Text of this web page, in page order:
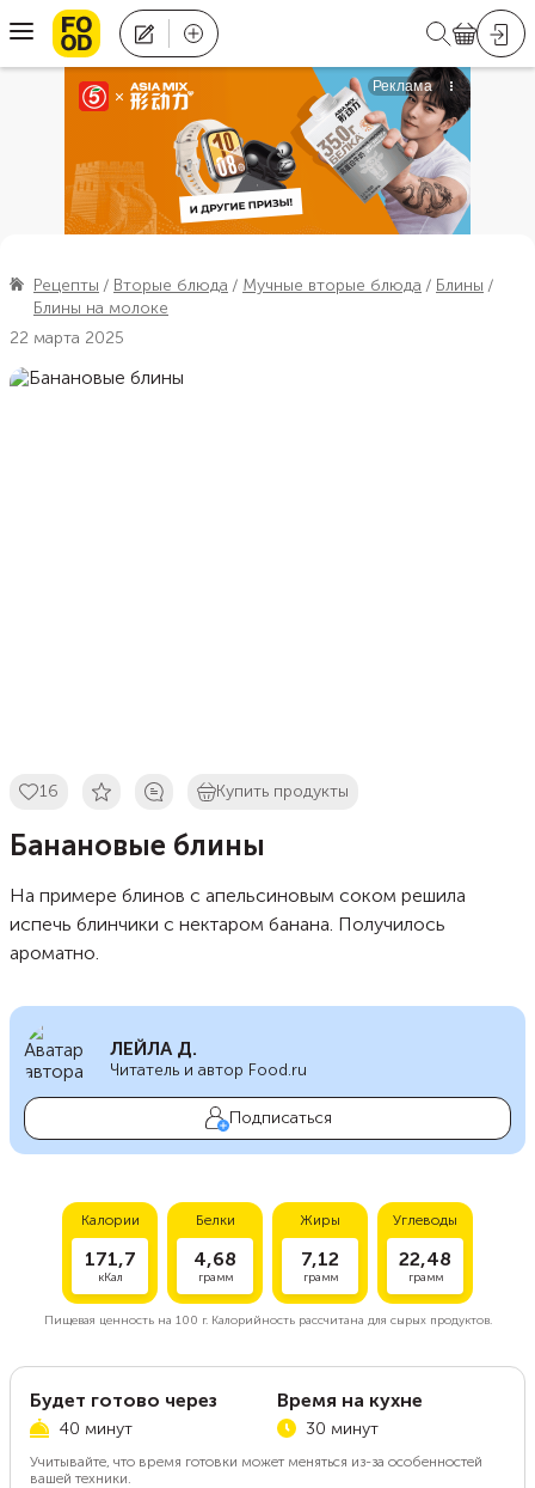
Рецепты Вторые блюда Мучные вторые блюда
Блины
Блины на молоке
22 марта 2025
16 Купить продукты
Банановые блины
На примере блинов с апельсиновым соком решила
испечь блинчики с нектаром банана. Получилось
ароматно.
ЛЕЙЛА Д.
Читатель и автор Food.ru
Подписаться
Калории
171,7
кКал
Белки
4,68
грамм
Жиры
7,12
грамм
Углеводы
22,48
грамм
Пищевая ценность на 100 г.Калорийность рассчитана для сырых продуктов.
Будет готово через
40 минут
Время на кухне
30 минут
Учитывайте, что время готовки может меняться из-за особенностей
вашей техники.